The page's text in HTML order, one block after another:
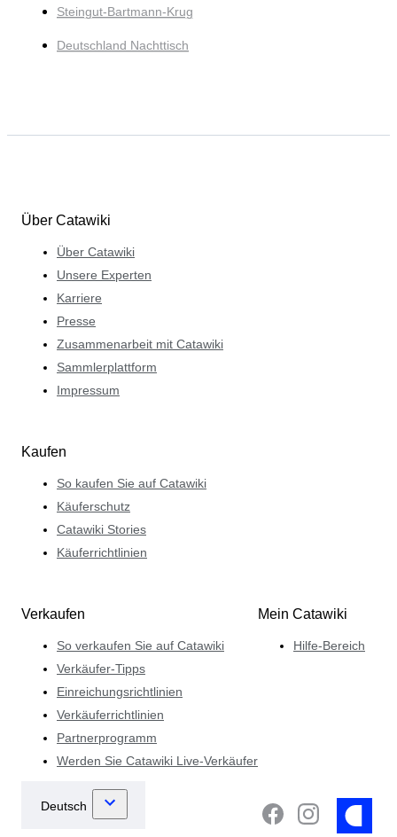
Steingut-Bartmann-Krug
Deutschland Nachttisch
Über Catawiki
Über Catawiki
Unsere Experten
Karriere
Presse
Zusammenarbeit mit Catawiki
Sammlerplattform
Impressum
Kaufen
So kaufen Sie auf Catawiki
Käuferschutz
Catawiki Stories
Käuferrichtlinien
Verkaufen
So verkaufen Sie auf Catawiki
Verkäufer-Tipps
Einreichungsrichtlinien
Verkäuferrichtlinien
Partnerprogramm
Werden Sie Catawiki Live-Verkäufer
Mein Catawiki
Hilfe-Bereich